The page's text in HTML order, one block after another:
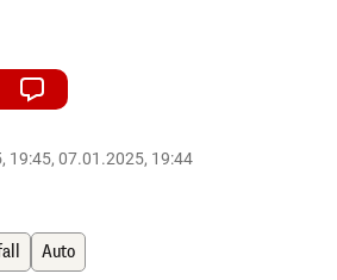
19:45, 07.01.2025, 19:44
Auto